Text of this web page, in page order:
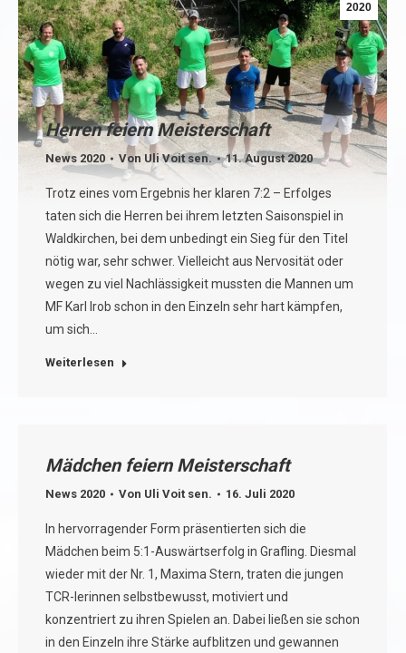
2020
Herren feiern Meisterschaft
News 2020 VonUli Voit sen. 11. August 2020
Trotz eines vom Ergebnis her klaren 7:2 – Erfolges
taten sich die Herren bei ihrem letzten Saisonspiel in
Waldkirchen, bei dem unbedingt ein Sieg für den Titel
nötig war, sehr schwer. Vielleicht aus Nervosität oder
wegen zu viel Nachlässigkeit mussten die Mannen um
MF Karl Irob schon in den Einzeln sehr hart kämpfen,
um sich…
Weiterlesen
Mädchen feiern Meisterschaft
News 2020 Von Uli Voit sen. 16. Juli 2020
In hervorragender Form präsentierten sich die
Mädchen beim 5:1-Auswärtserfolg in Grafling. Diesmal
wieder mit der Nr. 1, Maxima Stern, traten die jungen
TCR-lerinnen selbstbewusst, motiviert und
konzentriert zu ihren Spielen an. Dabei ließen sie schon
in den Einzeln ihre Stärke aufblitzen und gewannen